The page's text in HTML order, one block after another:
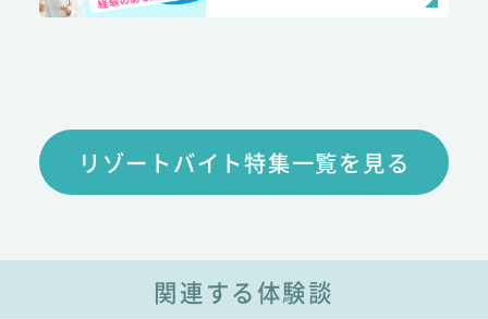
リゾートバイト特集一覧を見る
関連する体験談